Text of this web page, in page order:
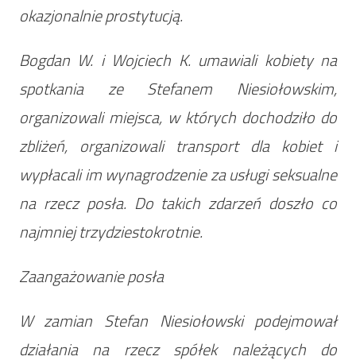
okazjonalnie prostytucją.
Bogdan W. i Wojciech K. umawiali kobiety na
spotkania ze Stefanem Niesiołowskim,
organizowali miejsca, w których dochodziło do
zbliżeń, organizowali transport dla kobiet i
wypłacali im wynagrodzenie za usługi seksualne
na rzecz posła. Do takich zdarzeń doszło co
najmniej trzydziestokrotnie.
Zaangażowanie posła
W zamian Stefan Niesiołowski podejmował
działania na rzecz spółek należących do